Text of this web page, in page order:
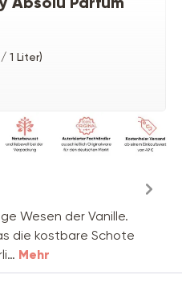
1 Liter)
Wesen der Vanille.
die kostbare Schote
Mehr